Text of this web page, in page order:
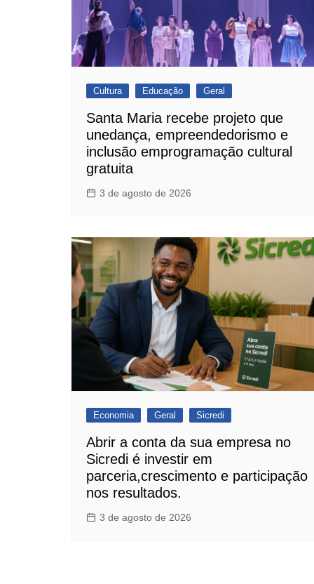
Cultura Educação Geral
Santa Maria recebe projeto que
unedança, empreendedorismo e
inclusão emprogramação cultural
gratuita
3 de agosto de 2026
Economia Geral Sicredi
Abrir a conta da sua empresa no
Sicredi é investir em
parceria,crescimento e participação
nos resultados.
3 de agosto de 2026